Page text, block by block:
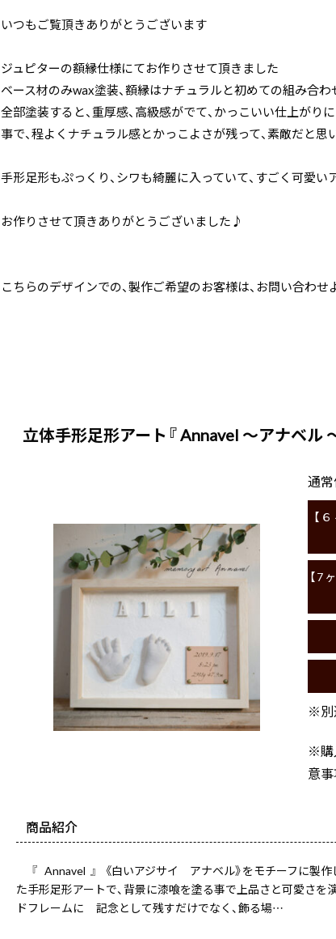
いつもご覧頂きありがとうございます
ジュピターの額縁仕様にてお作りさせて頂きました
ベース材のみwax塗装、額縁はナチュラルと初めての組み合わ
全部塗装すると、重厚感、高級感がでて、かっこいい仕上がり
事で、程よくナチュラル感とかっこよさが残って、素敵だと思
手形足形もぷっくり、シワも綺麗に入っていて、すごく可愛
お作りさせて頂きありがとうございました♪
こちらのデザインでの、製作ご希望のお客様は、お問い合わせ
立体手形足形アート『 Annavel 〜アナベル
通
【
【7
※別
※購
意
商品紹介
『 Annavel 』 《白いアジサイ アナベル》をモチーフに製
た手形足形アートで、背景に漆喰を塗る事で上品さと可愛さ
ドフレームに 記念として残すだけでなく、飾る場…